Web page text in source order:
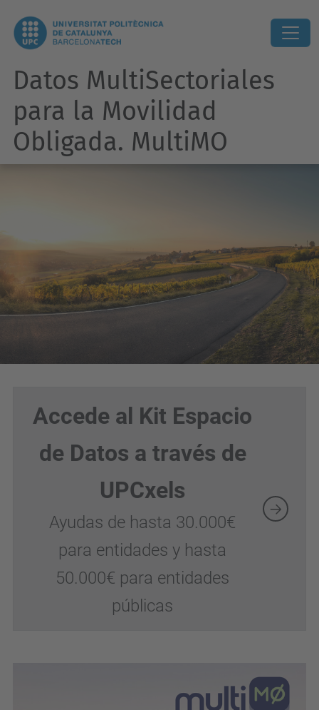
Datos MultiSectoriales
para la Movilidad
Obligada. MultiMO
Accede al Kit Espacio
de Datos a través de
UPCxels
Ayudas de hasta 30.000€
para entidades y hasta
50.000€ para entidades
públicas